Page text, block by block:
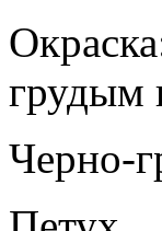
грудым
Черно-